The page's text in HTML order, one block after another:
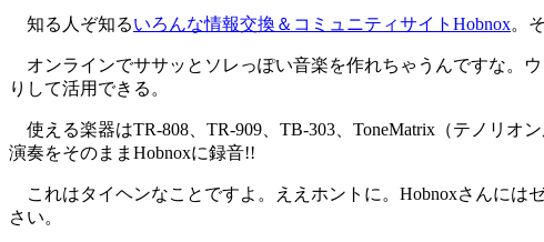
知る人ぞ知るいろんな情報交換＆コミュニティサイトHobnox。
オンラインでササッとソレっぽい音楽を作れちゃうんですな。
りして活用できる。
使える楽器はTR-808、TR-909、TB-303、ToneMatrix（テノリ
演奏をそのままHobnoxに録音!!
これはタイヘンなことですよ。ええホントに。Hobnoxさんには
さい。